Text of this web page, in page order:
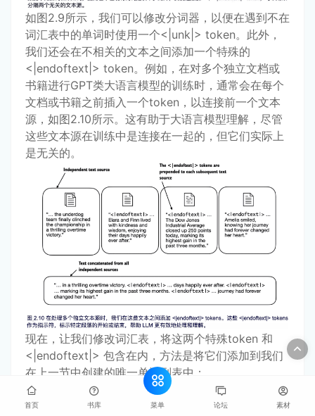
如图2.9所示，我们可以修改分词器，以便在遇到不在
词汇表中的单词时使用一个<|unk|> token。此外，
我们还会在不相关的文本之间添加一个特殊的
<|endoftext|> token。例如，在对多个独立文档或
书籍进行GPT类大语言模型的训练时，通常会在每个
文档或书籍之前插入一个token，以连接前一个文本
源，如图2.10所示。这有助于大语言模型理解，尽管
这些文本源在训练中是连接在一起的，但它们实际上
是无关的。
现在，让我们修改词汇表，将这两个特殊token 和
<|endoftext|> 包含在内，方法是将它们添加到我们
在上一节中创建的唯一单词列表中：
all_tokens = sorted(list(set(preprocessed)))
首页 书库 菜单 论坛 素材